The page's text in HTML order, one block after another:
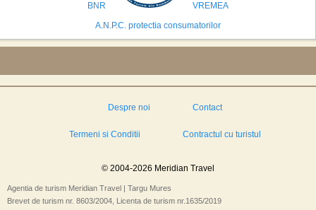
BNR
VREMEA
A.N.P.C. protectia consumatorilor
Despre noi Contact
Termeni si Conditii Contractul cu turistul
© 2004-2026 Meridian Travel
Agentia de turism Meridian Travel | Targu Mures
Brevet de turism nr. 8603/2004, Licenta de turism nr.1635/2019